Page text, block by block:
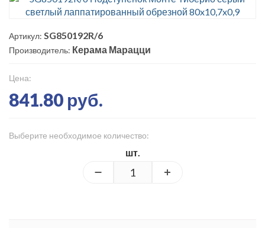
Артикул: SG850192R/6
Производитель: Керама Марацци
Цена:
841.80 руб.
Выберите необходимое количество:
шт.